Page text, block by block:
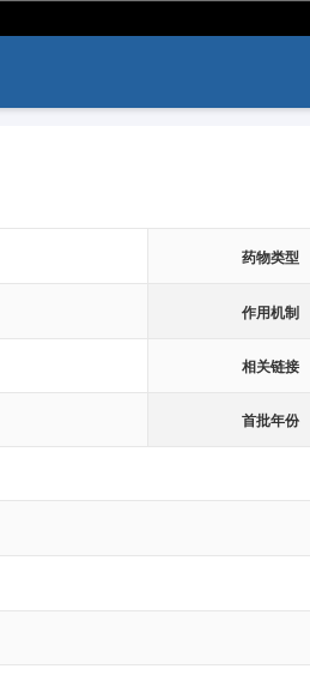
药物类型
作用机制
相关链接
首批年份